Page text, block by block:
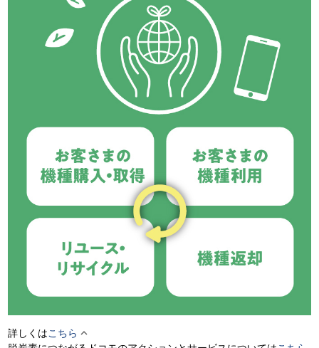
詳しくはこちら 